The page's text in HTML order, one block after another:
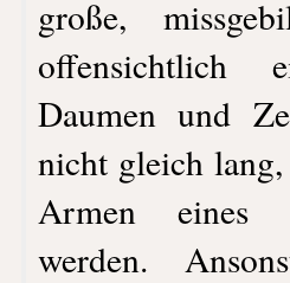
große,
offensichtlich
Daumen und
nicht gleich
Armen eines
werden.